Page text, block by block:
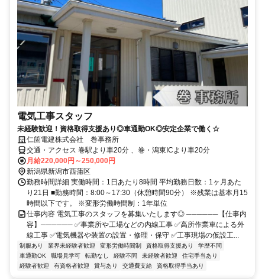
電気工事スタッフ
未経験歓迎！資格取得支援あり◎車通勤OK◎安定企業で働く☆
仁箇電建株式会社 巻事務所
交通・アクセス 巻駅より車20分 、巻・潟東ICより車20分
月給220,000円～250,000円
新潟県新潟市西蒲区
勤務時間詳細 実働時間：1日あたり8時間 平均勤務日数：1ヶ月あた
り21日 ■勤務時間：8:00～17:30（休憩時間90分） ※残業は基本月15
時間以下です。 ※変形労働時間制：1年単位
仕事内容 電気工事のスタッフを募集いたします◎ ──────【仕事内
容】────── ✅事業所や工場などの内線工事 ✅高所作業車による外
線工事 ✅電気機器や装置の設置・修理・保守 ✅工事現場の仮設工...
制服あり 業界未経験者歓迎 変形労働時間制 資格取得支援あり
学歴不問
車通勤OK
職場見学可 転勤なし 経験不問 未経験者歓迎
住宅手当あり
経験者歓迎
有資格者歓迎 賞与あり 交通費支給 資格取得手当あり